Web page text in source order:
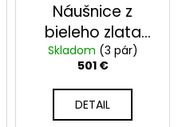
Náušnice z
bieleho zlata
2399/B/Cg
Skladom (3 pár)
501 €
DETAIL